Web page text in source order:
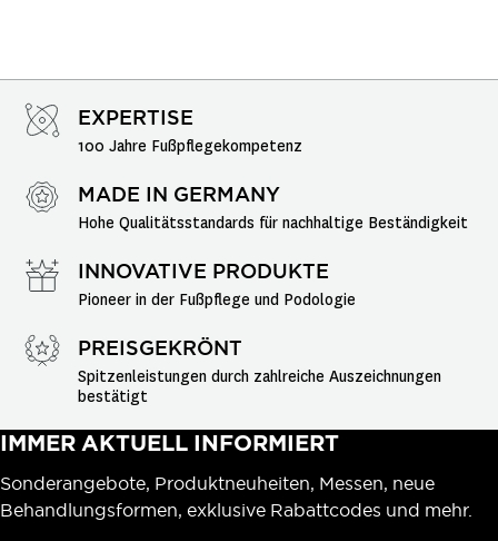
EXPERTISE
100 Jahre Fußpflegekompetenz
MADE IN GERMANY
Hohe Qualitätsstandards für nachhaltige Beständigkeit
INNOVATIVE PRODUKTE
Pioneer in der Fußpflege und Podologie
PREISGEKRÖNT
Spitzenleistungen durch zahlreiche Auszeichnungen
bestätigt
IMMER AKTUELL INFORMIERT
Sonderangebote, Produktneuheiten, Messen, neue
Behandlungsformen, exklusive Rabattcodes und mehr.